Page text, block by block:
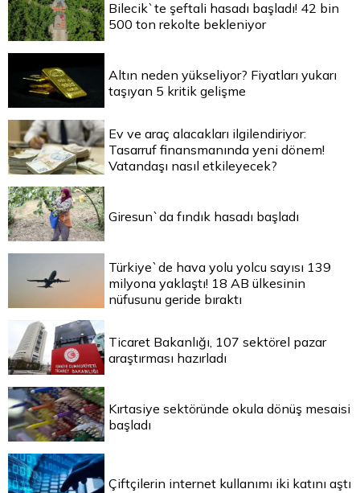
Bilecik`te şeftali hasadı başladı! 42 bin
500 ton rekolte bekleniyor
Altın neden yükseliyor? Fiyatları yukarı
taşıyan 5 kritik gelişme
Ev ve araç alacakları ilgilendiriyor:
Tasarruf finansmanında yeni dönem!
Vatandaşı nasıl etkileyecek?
Giresun`da fındık hasadı başladı
Türkiye`de hava yolu yolcu sayısı 139
milyona yaklaştı! 18 AB ülkesinin
nüfusunu geride bıraktı
Ticaret Bakanlığı, 107 sektörel pazar
araştırması hazırladı
Kırtasiye sektöründe okula dönüş mesaisi
başladı
Çiftçilerin internet kullanımı iki katını aştı